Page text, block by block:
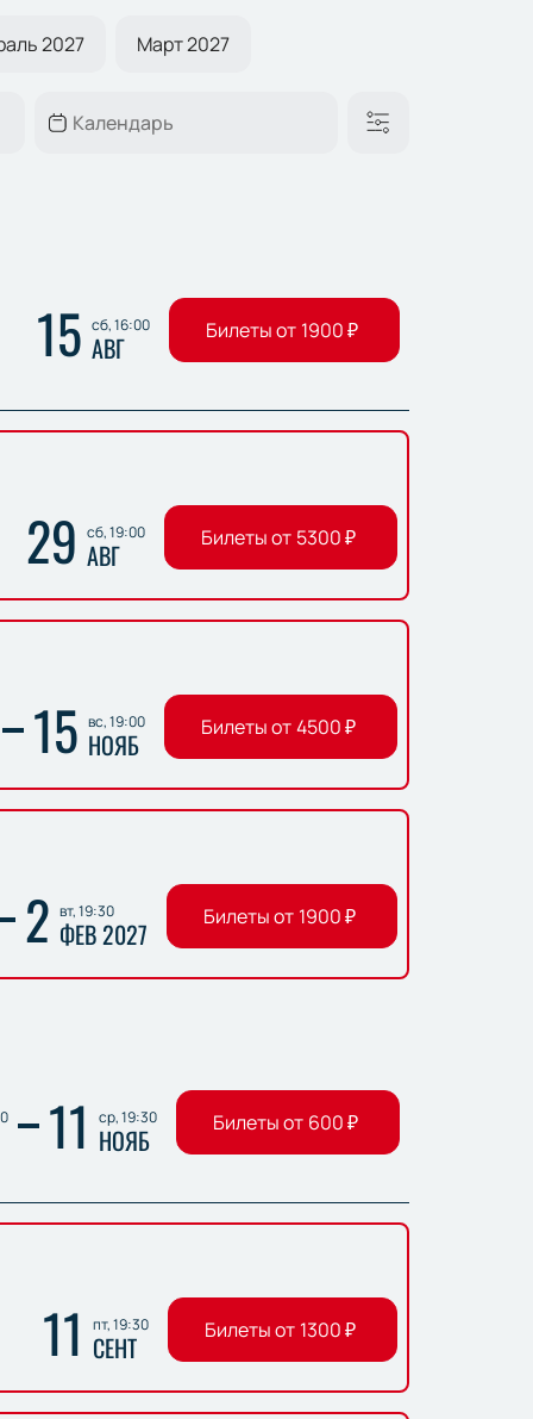
2027 Март 2027
15 сб, 16:00
АВГ Билеты от 1900₽
29 сб, 19:00
АВГ Билеты от 5300₽
15 вс, 19:00
НОЯБ Билеты от 4500₽
2 вт, 19:30
ФЕВ 2027 Билеты от 1900₽
11 ср, 19:30
НОЯБ Билеты от 600₽
11 пт, 19:30
СЕНТ Билеты от 1300₽